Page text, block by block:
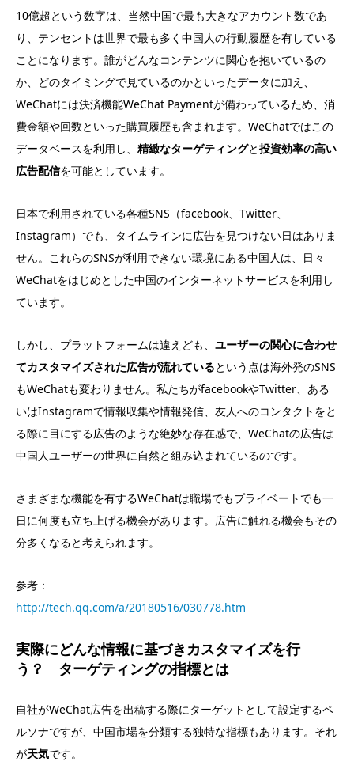
10億超という数字は、当然中国で最も大きなアカウント数であ
り、テンセントは世界で最も多く中国人の行動履歴を有している
ことになります。誰がどんなコンテンツに関心を抱いているの
か、どのタイミングで見ているのかといったデータに加え、
WeChatには決済機能WeChat Paymentが備わっているため、消
費金額や回数といった購買履歴も含まれます。WeChatではこの
データベースを利用し、 精緻なターゲティングと投資効率の高い
広告配信を可能としています。
日本で利用されている各種SNS（facebook、Twitter、
Instagram）でも、タイムラインに広告を見つけない日はありま
せん。これらのSNSが利用できない環境にある中国人は、日々
WeChatをはじめとした中国のインターネットサービスを利用し
ています。
しかし、プラットフォームは違えども、 ユーザーの関心に合わせ
てカスタマイズされた広告が流れているという点は海外発のSNS
もWeChatも変わりません。私たちがfacebookやTwitter、ある
いはInstagramで情報収集や情報発信、友人へのコンタクトをと
る際に目にする広告のような絶妙な存在感で、WeChatの広告は
中国人ユーザーの世界に自然と組み込まれているのです。
さまざまな機能を有するWeChatは職場でもプライベートでも一
日に何度も立ち上げる機会があります。広告に触れる機会もその
分多くなると考えられます。
参考：
http://tech.qq.com/a/20180516/030778.htm
実際にどんな情報に基づきカスタマイズを行
う？ ターゲティングの指標とは
自社がWeChat広告を出稿する際にターゲットとして設定するペ
ルソナですが、中国市場を分類する独特な指標もあります。それ
が天気です。